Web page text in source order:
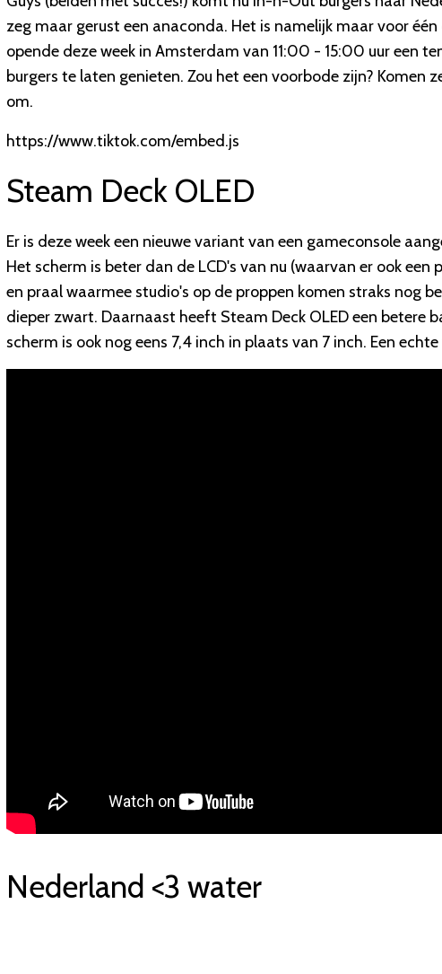
zeg maar gerust een anaconda. Het is namelijk maar voor
opende deze week in Amsterdam van 11:00 - 15:00 uur een
burgers te laten genieten. Zou het een voorbode zijn? Komen
om.
https://www.tiktok.com/embed.js
Steam Deck OLED
Er is deze week een nieuwe variant van een gameconsole
Het scherm is beter dan de LCD's van nu (waarvan er ook
en praal waarmee studio's op de proppen komen straks nog
dieper zwart. Daarnaast heeft Steam Deck OLED een betere
scherm is ook nog eens 7,4 inch in plaats van 7 inch. Een
Nederland <3 water